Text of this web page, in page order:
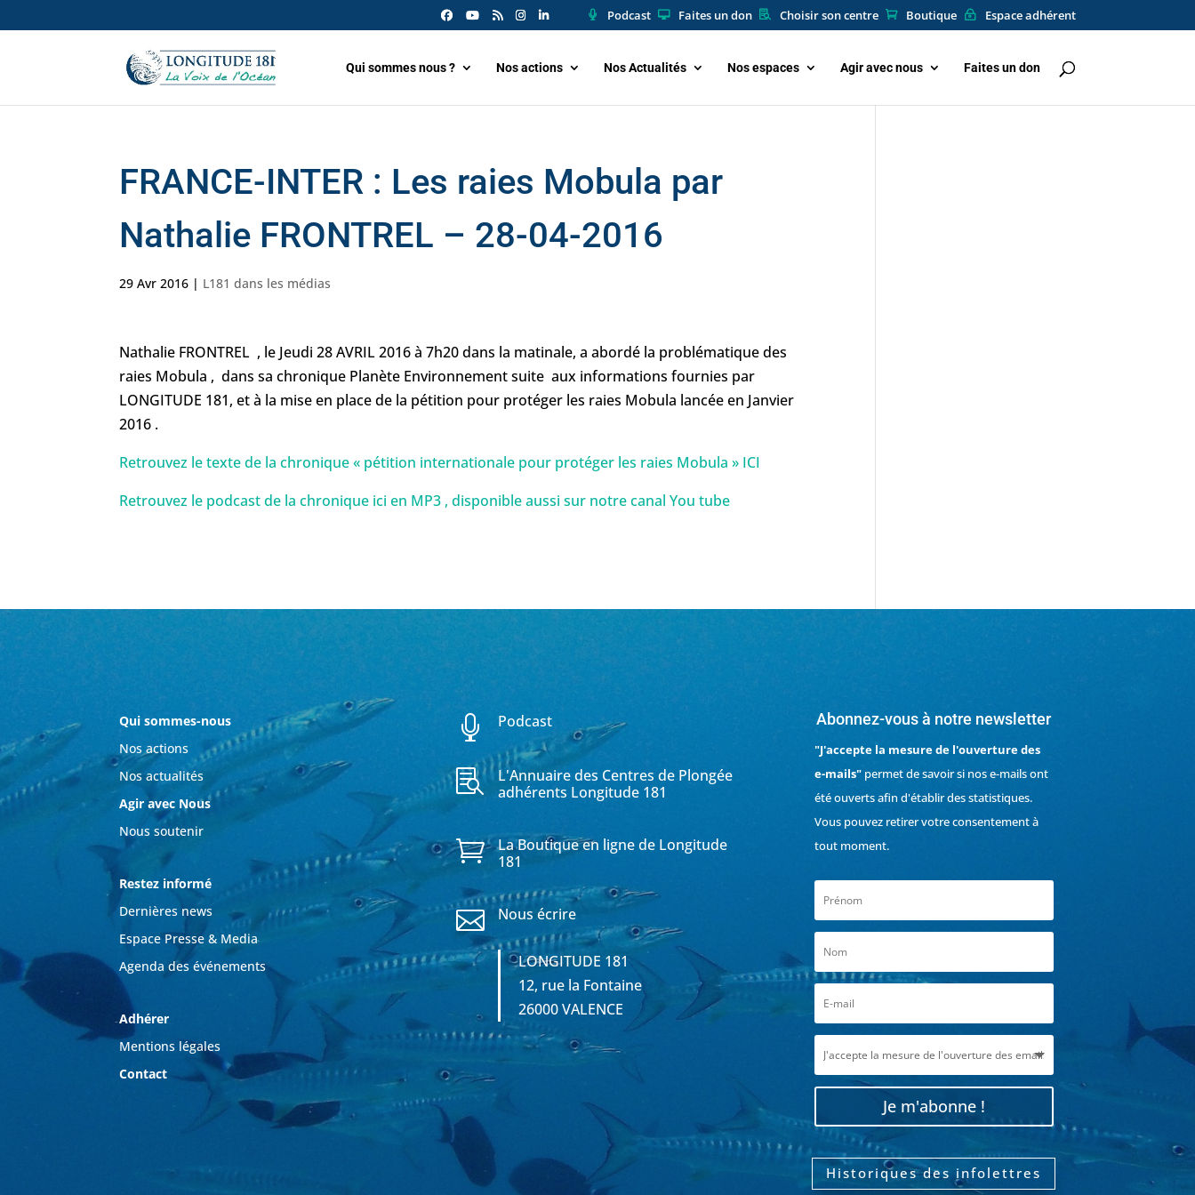
Podcast Faites un don Choisir son centre Boutique Espace adhérent
Qui sommes nous ? Nos actions Nos Actualités Nos espaces Agir avec nous Faites un don
FRANCE-INTER : Les raies Mobula par
Nathalie FRONTREL – 28-04-2016
29 Avr 2016 | L181 dans les médias
Nathalie FRONTREL , le Jeudi 28 AVRIL 2016 à 7h20 dans la matinale, a abordé la problématique des
raies Mobula , dans sa chronique Planète Environnement suite aux informations fournies par
LONGITUDE 181, et à la mise en place de la pétition pour protéger les raies Mobula lancée en Janvier
2016 .
Retrouvez le texte de la chronique « pétition internationale pour protéger les raies Mobula » ICI
Retrouvez le podcast de la chronique ici en MP3 , disponible aussi sur notre canal You tube
Qui sommes-nous
Nos actions
Nos actualités
Agir avec Nous
Nous soutenir
Restez informé
Dernières news
Espace Presse & Media
Agenda des événements
Adhérer
Mentions légales
Contact
 Podcast

L'Annuaire des Centres de Plongée
adhérents Longitude 181

La Boutique en ligne de Longitude
181
 Nous écrire
LONGITUDE 181
12, rue la Fontaine
26000 VALENCE
Abonnez-vous à notre newsletter
"J'accepte la mesure de l'ouverture des
e-mails"permet de savoir si nos e-mails ont
été ouverts afin d'établir des statistiques.
Vous pouvez retirer votre consentement à
tout moment.
Je m'abonne !
Historiques des infolettres